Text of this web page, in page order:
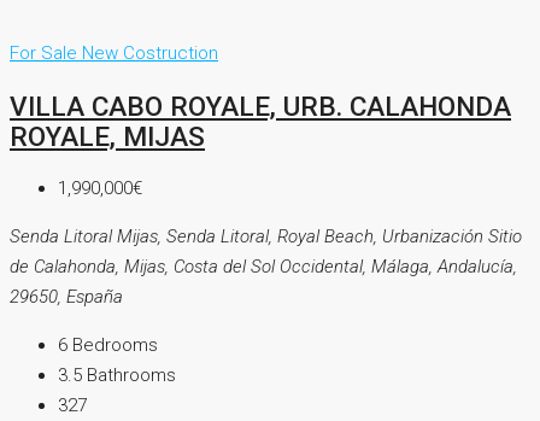
For Sale New Costruction
VILLA CABO ROYALE, URB. CALAHONDA
ROYALE, MIJAS
1,990,000€
Senda Litoral Mijas, Senda Litoral, Royal Beach, Urbanización Sitio
de Calahonda, Mijas, Costa del Sol Occidental, Málaga, Andalucía,
29650, España
6 Bedrooms
3.5 Bathrooms
327